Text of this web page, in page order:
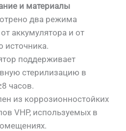
и материалы
два режима
аккумулятора и от
источника.
поддерживает
стерилизацию в
часов.
из коррозионностойких
VHP, используемых в